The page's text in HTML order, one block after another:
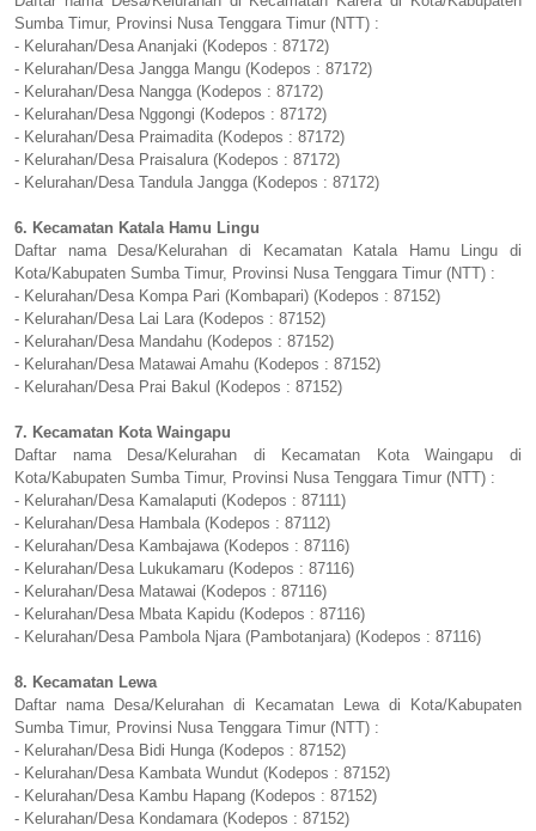
Sumba Timur, Provinsi Nusa Tenggara Timur (NTT) :
- Kelurahan/Desa Ananjaki (Kodepos : 87172)
- Kelurahan/Desa Jangga Mangu (Kodepos : 87172)
- Kelurahan/Desa Nangga (Kodepos : 87172)
- Kelurahan/Desa Nggongi (Kodepos : 87172)
- Kelurahan/Desa Praimadita (Kodepos : 87172)
- Kelurahan/Desa Praisalura (Kodepos : 87172)
- Kelurahan/Desa Tandula Jangga (Kodepos : 87172)
6. Kecamatan Katala Hamu Lingu
Daftar nama Desa/Kelurahan di Kecamatan Katala Hamu Lingu di
Kota/Kabupaten Sumba Timur, Provinsi Nusa Tenggara Timur (NTT) :
- Kelurahan/Desa Kompa Pari (Kombapari) (Kodepos : 87152)
- Kelurahan/Desa Lai Lara (Kodepos : 87152)
- Kelurahan/Desa Mandahu (Kodepos : 87152)
- Kelurahan/Desa Matawai Amahu (Kodepos : 87152)
- Kelurahan/Desa Prai Bakul (Kodepos : 87152)
7. Kecamatan Kota Waingapu
Daftar nama Desa/Kelurahan di Kecamatan Kota Waingapu di
Kota/Kabupaten Sumba Timur, Provinsi Nusa Tenggara Timur (NTT) :
- Kelurahan/Desa Kamalaputi (Kodepos : 87111)
- Kelurahan/Desa Hambala (Kodepos : 87112)
- Kelurahan/Desa Kambajawa (Kodepos : 87116)
- Kelurahan/Desa Lukukamaru (Kodepos : 87116)
- Kelurahan/Desa Matawai (Kodepos : 87116)
- Kelurahan/Desa Mbata Kapidu (Kodepos : 87116)
- Kelurahan/Desa Pambola Njara (Pambotanjara) (Kodepos : 87116)
8. Kecamatan Lewa
Daftar nama Desa/Kelurahan di Kecamatan Lewa di Kota/Kabupaten
Sumba Timur, Provinsi Nusa Tenggara Timur (NTT) :
- Kelurahan/Desa Bidi Hunga (Kodepos : 87152)
- Kelurahan/Desa Kambata Wundut (Kodepos : 87152)
- Kelurahan/Desa Kambu Hapang (Kodepos : 87152)
- Kelurahan/Desa Kondamara (Kodepos : 87152)